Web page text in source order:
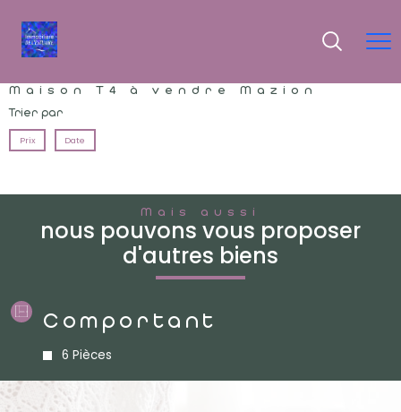
Maison T4 à vendre Mazion
Trier par
Prix Date
Mais aussi
nous pouvons vous proposer
d'autres biens
Comportant
6 Pièces